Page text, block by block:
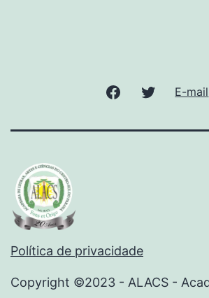
E-mail
Política de privacidade
Copyright ©2023 - ALACS -